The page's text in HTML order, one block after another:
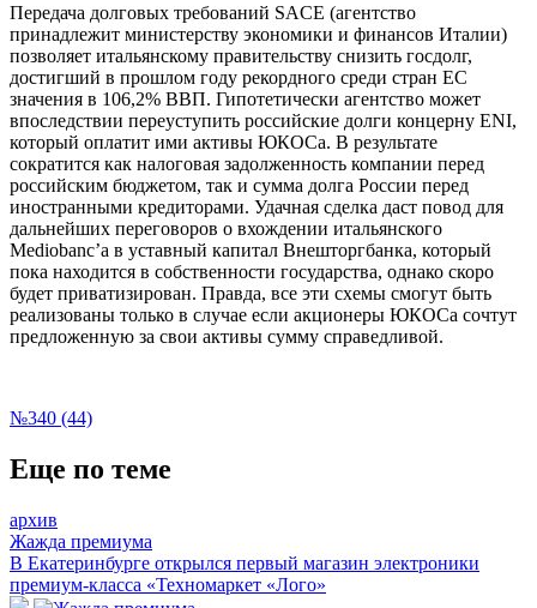
Передача долговых требований SACE (агентство
принадлежит министерству экономики и финансов Италии)
позволяет итальянскому правительству снизить госдолг,
достигший в прошлом году рекордного среди стран ЕС
значения в 106,2% ВВП. Гипотетически агентство может
впоследствии переуступить российские долги концерну ENI,
который оплатит ими активы ЮКОСа. В результате
сократится как налоговая задолженность компании перед
российским бюджетом, так и сумма долга России перед
иностранными кредиторами. Удачная сделка даст повод для
дальнейших переговоров о вхождении итальянского
Mediobanc’a в уставный капитал Внешторгбанка, который
пока находится в собственности государства, однако скоро
будет приватизирован. Правда, все эти схемы смогут быть
реализованы только в случае если акционеры ЮКОСа сочтут
предложенную за свои активы сумму справедливой.
№340 (44)
Еще по теме
архив
Жажда премиума
В Екатеринбурге открылся первый магазин электроники
премиум-класса «Техномаркет «Лого»